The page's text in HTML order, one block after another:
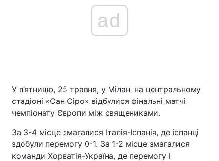
ad
У п’ятницю, 25 травня, у Мілані на центральному
стадіоні «Сан Сіро» відбулися фінальні матчі
чемпіонату Європи між священиками.
За 3-4 місце змагалися Італія-Іспанія, де іспанці
здобули перемогу 0-1. За 1-2 місце змагалися
команди Хорватія-Україна, де перемогу і